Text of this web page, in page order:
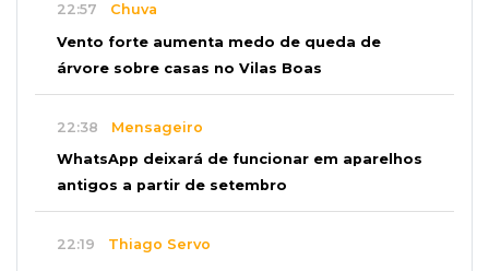
22:57 Chuva
Vento forte aumenta medo de queda de
árvore sobre casas no Vilas Boas
22:38 Mensageiro
WhatsApp deixará de funcionar em aparelhos
antigos a partir de setembro
22:19 Thiago Servo